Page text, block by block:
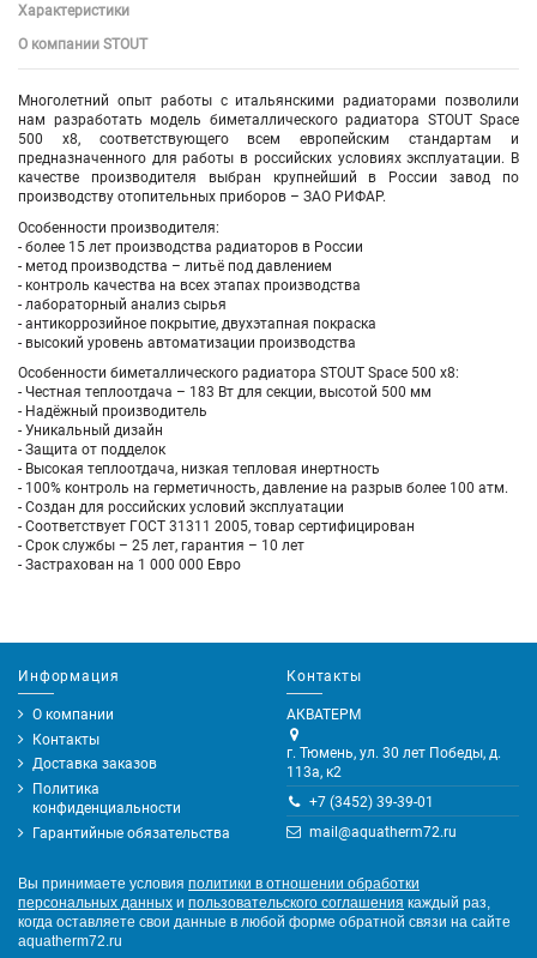
Характеристики
О компании STOUT
Многолетний опыт работы с итальянскими радиаторами позволили
нам разработать модель биметаллического радиатора STOUT Space
500 х8, соответствующего всем европейским стандартам и
предназначенного для работы в российских условиях эксплуатации. В
качестве производителя выбран крупнейший в России завод по
производству отопительных приборов – ЗАО РИФАР.
Особенности производителя:
- более 15 лет производства радиаторов в России
- метод производства – литьё под давлением
- контроль качества на всех этапах производства
- лабораторный анализ сырья
- антикоррозийное покрытие, двухэтапная покраска
- высокий уровень автоматизации производства
Особенности биметаллического радиатора STOUT Space 500 х8:
- Честная теплоотдача – 183 Вт для секции, высотой 500 мм
- Надёжный производитель
- Уникальный дизайн
- Защита от подделок
- Высокая теплоотдача, низкая тепловая инертность
- 100% контроль на герметичность, давление на разрыв более 100 атм.
- Создан для российских условий эксплуатации
- Соответствует ГОСТ 31311 2005, товар сертифицирован
- Срок службы – 25 лет, гарантия – 10 лет
- Застрахован на 1 000 000 Евро
Информация
О компании
Контакты
Доставка заказов
Политика
конфиденциальности
Гарантийные обязательства
Контакты
АКВАТЕРМ
г. Тюмень, ул. 30 лет Победы, д.
113а, к2
+7 (3452) 39-39-01
mail@aquatherm72.ru
Вы принимаете условия политики в отношении обработки
персональных данных и пользовательского соглашения каждый раз,
когда оставляете свои данные в любой форме обратной связи на сайте
aquatherm72.ru